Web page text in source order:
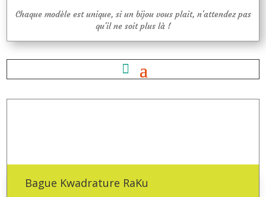
Chaque modèle est unique, si un bijou vous plait, n'attendez pas
qu'il ne soit plus là !
Bague Kwadrature RaKu